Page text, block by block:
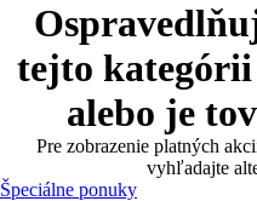
tejto
alebo je
Pre zobrazenie platných
vyhľadajte
Špeciálne ponuky